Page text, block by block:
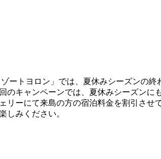
ートヨロン」では、夏休みシーズンの
キャンペーンでは、夏休みシーズンに
ーにて来島の方の宿泊料金を割引させ
しみください。